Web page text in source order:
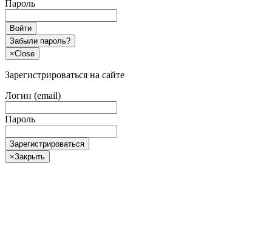
Пароль
Войти
Забыли пароль?
×Close
Зарегистрироваться на сайте
Логин (email)
Пароль
Зарегистрироваться
×Закрыть